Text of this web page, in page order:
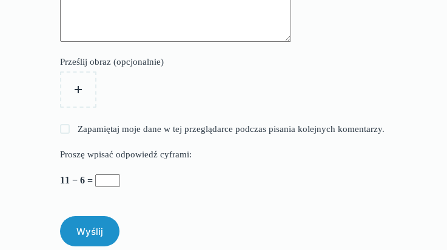
Prześlij obraz (opcjonalnie)
Zapamiętaj moje dane w tej przeglądarce podczas pisania kolejnych komentarzy.
Proszę wpisać odpowiedź cyframi:
11 − 6 =
Wyślij